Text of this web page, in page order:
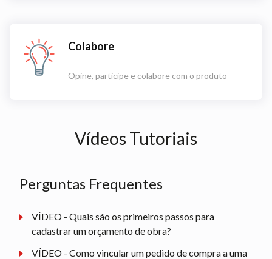
Colabore
Opine, participe e colabore com o produto
Vídeos Tutoriais
Perguntas Frequentes
VÍDEO - Quais são os primeiros passos para
cadastrar um orçamento de obra?
VÍDEO - Como vincular um pedido de compra a uma